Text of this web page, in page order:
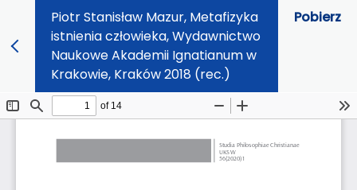
Piotr Stanisław Mazur, Metafizyka
istnienia człowieka, Wydawnictwo
Naukowe Akademii Ignatianum w
Krakowie, Kraków 2018 (rec.)
Pobierz